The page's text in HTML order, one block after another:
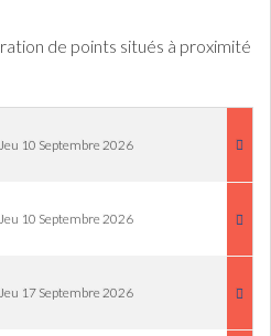
de points situés à proximité
10 Septembre 2026
10 Septembre 2026
17 Septembre 2026